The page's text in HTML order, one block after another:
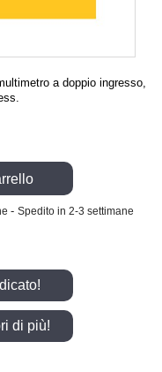
a doppio ingresso,
- Spedito in 2-3 settimane
di più!